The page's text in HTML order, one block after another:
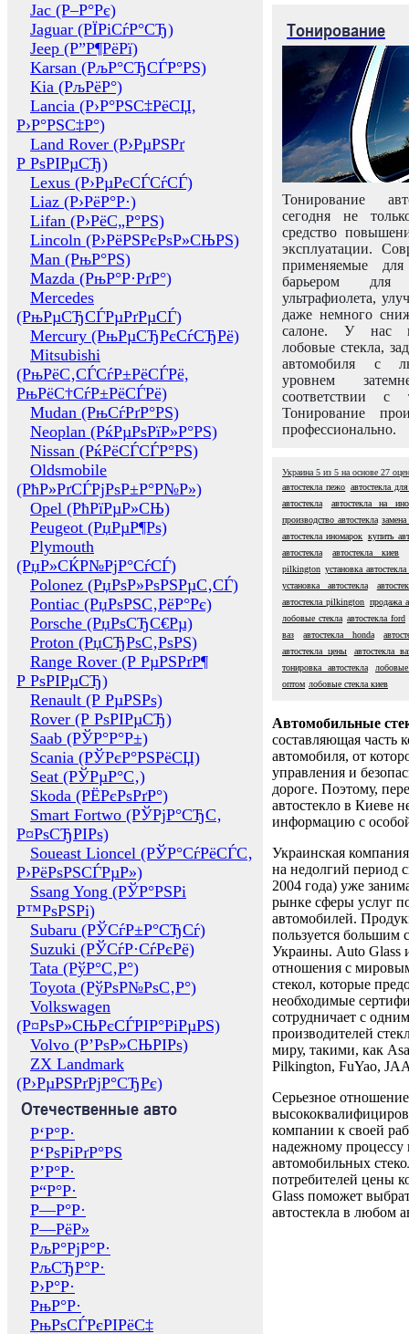
Jac (Р–Р°Рє)
Jaguar (РЇРіСѓР°СЂ)
Jeep (Р”Р¶РёРї)
Karsan (РљР°СЂСЃР°РЅ)
Kia (РљРёР°)
Lancia (Р›Р°РЅС‡РёСЏ,
Р›Р°РЅС‡Р°)
Land Rover (Р›РµРЅРґ
Р РѕРІРµСЂ)
Lexus (Р›РµРєСЃСѓСЃ)
Liaz (Р›РёР°Р·)
Lifan (Р›РёС„Р°РЅ)
Lincoln (Р›РёРЅРєРѕР»СЊРЅ)
Man (РњР°РЅ)
Mazda (РњР°Р·РґР°)
Mercedes
(РњРµСЂСЃРµРґРµСЃ)
Mercury (РњРµСЂРєСѓСЂРё)
Mitsubishi
(РњРёС‚СЃСѓР±РёСЃРё,
РњРёС†СѓР±РёСЃРё)
Mudan (РњСѓРґР°РЅ)
Neoplan (РќРµРѕРїР»Р°РЅ)
Nissan (РќРёСЃСЃР°РЅ)
Oldsmobile
(РћР»РґСЃРјРѕР±Р°Р№Р»)
Opel (РћРїРµР»СЊ)
Peugeot (РџРµР¶Рѕ)
Plymouth
(РџР»СЌР№РјР°СѓСЃ)
Polonez (РџРѕР»РѕРЅРµС‚СЃ)
Pontiac (РџРѕРЅС‚РёР°Рє)
Porsche (РџРѕСЂС€Рµ)
Proton (РџСЂРѕС‚РѕРЅ)
Range Rover (Р РµРЅРґР¶
Р РѕРІРµСЂ)
Renault (Р РµРЅРѕ)
Rover (Р РѕРІРµСЂ)
Saab (РЎР°Р°Р±)
Scania (РЎРєР°РЅРёСЏ)
Seat (РЎРµР°С‚)
Skoda (РЁРєРѕРґР°)
Smart Fortwo (РЎРјР°СЂС‚
Р¤РѕСЂРІРѕ)
Soueast Lioncel (РЎР°СѓРёСЃС‚
Р›РёРѕРЅСЃРµР»)
Ssang Yong (РЎР°РЅРі
Р™РѕРЅРі)
Subaru (РЎСѓР±Р°СЂСѓ)
Suzuki (РЎСѓР·СѓРєРё)
Tata (РўР°С‚Р°)
Toyota (РўРѕР№РѕС‚Р°)
Volkswagen
(Р¤РѕР»СЊРєСЃРІР°РіРµРЅ)
Volvo (Р’РѕР»СЊРІРѕ)
ZX Landmark
(Р›РµРЅРґРјР°СЂРє)
Отечественные авто
Р‘Р°Р·
Р‘РѕРіРґР°РЅ
Р’Р°Р·
Р“Р°Р·
Р—Р°Р·
Р—РёР»
РљР°РјР°Р·
РљСЂР°Р·
Р›Р°Р·
РњР°Р·
РњРѕСЃРєРІРёС‡
Тонирование
Тонирование
сегодня не
средство
эксплуатации.
применяемые
барьером для
ультрафиолета,
даже немного
салоне. У нас
лобовые стекла,
автомобиля с
уровнем
соответствии с
Тонирование
профессионально.
Украина 5 из 5 на основе 27
автостекла пежо автостекла
автостекла
автостекла на
производство автостекла замена
автостекла иномарок купить
автостекла
автостекла киев
pilkington установка
установка автостекла
автостекла pilkington продажа
лобовые стекла автостекла ford
ваз
автостекла honda
автостекла цены
автостекла
тонировка автостекла
оптом лобовые стекла киев
Автомобильные
составляющая часть
автомобиля, от
управления и
дороге. Поэтому,
автостекло в Киеве
информацию с
Украинская
на недолгий период
2004 года) уже
рынке сферы услуг
автомобилей.
пользуется большим
Украины. Auto Glass
отношения с
стекол, которые
необходимые
сотрудничает с
производителей
миру, такими, как
Pilkington, FuYao,
Серьезное отношение
компании к своей
надежному процессу
автомобильных
потребителей цены
Glass поможет
автостекла в любом